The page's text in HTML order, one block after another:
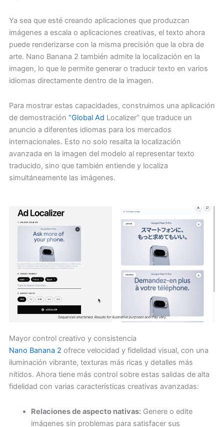
Ya sea que esté creando aplicaciones que produzcan
imágenes a escala o aplicaciones creativas, el texto ahora
puede renderizarse con la misma precisión que la obra de
arte. Nano Banana 2 también admite la localización en la
imagen, lo que le permite generar o traducir texto en varios
idiomas directamente dentro de la imagen.
Para mostrar estas capacidades, construimos una aplicación
de demostración “Global Ad Localizer” que traduce un
anuncio a diferentes idiomas para los mercados
internacionales. Esto no solo resalta la localización
avanzada en la imagen del modelo al representar texto
traducido, sino que también entiende y localiza
simultáneamente las imágenes.
Mayor control creativo y consistencia
Nano Banana 2 ofrece velocidad y fidelidad visual, con una
iluminación vibrante, texturas más ricas y detalles más
nítidos. Ahora tiene más control sobre estas salidas de alta
fidelidad con varias características creativas avanzadas:
Relaciones de aspecto nativas:Genere o edite
imágenes sin problemas para satisfacer sus